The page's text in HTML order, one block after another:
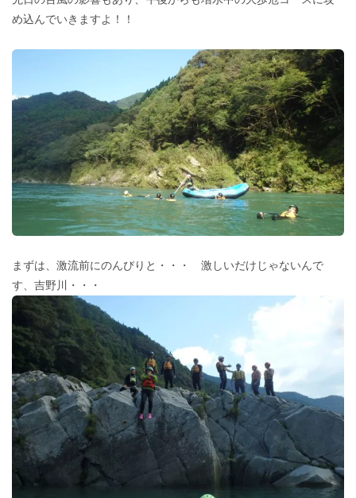
め込んでいきますよ！！
まずは、激流前にのんびりと・・・ 激しいだけじゃないんで
す、吉野川・・・